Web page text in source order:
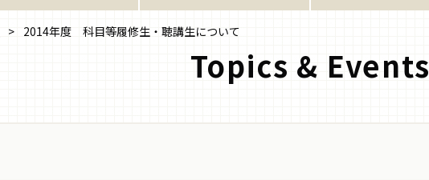
> 2014年度 科目等履修生・聴講生について
Topics & Events